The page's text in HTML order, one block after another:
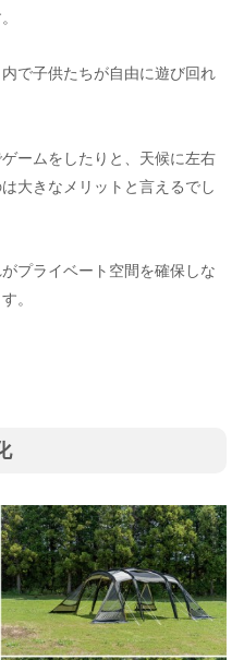
で子供たちが自由に遊び回れ
ームをしたりと、天候に左右
大きなメリットと言えるでし
プライベート空間を確保しな
。